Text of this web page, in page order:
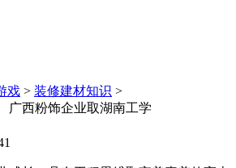
戏 > 装修建材知识 >
广西粉饰企业取湖南工学